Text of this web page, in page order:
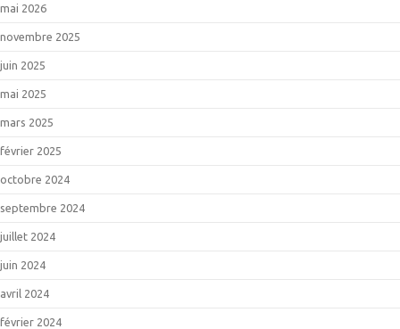
mai 2026
novembre 2025
juin 2025
mai 2025
mars 2025
février 2025
octobre 2024
septembre 2024
juillet 2024
juin 2024
avril 2024
février 2024